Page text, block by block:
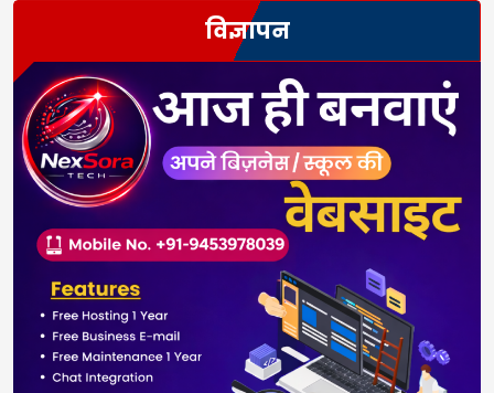
विज्ञापन